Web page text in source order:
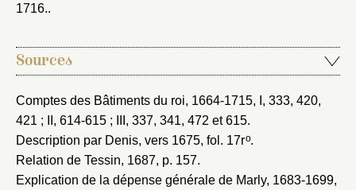
1716..
Sources
Comptes des Bâtiments du roi, 1664-1715, I, 333, 420,
421 ; II, 614-615 ; III, 337, 341, 472 et 615.
Description par Denis, vers 1675, fol. 17ro.
Relation de Tessin, 1687, p. 157.
Explication de la dépense générale de Marly, 1683-1699,